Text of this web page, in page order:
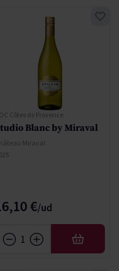
Côtes de Provence
Blanc by Miraval
Miraval
€
AÑADIR